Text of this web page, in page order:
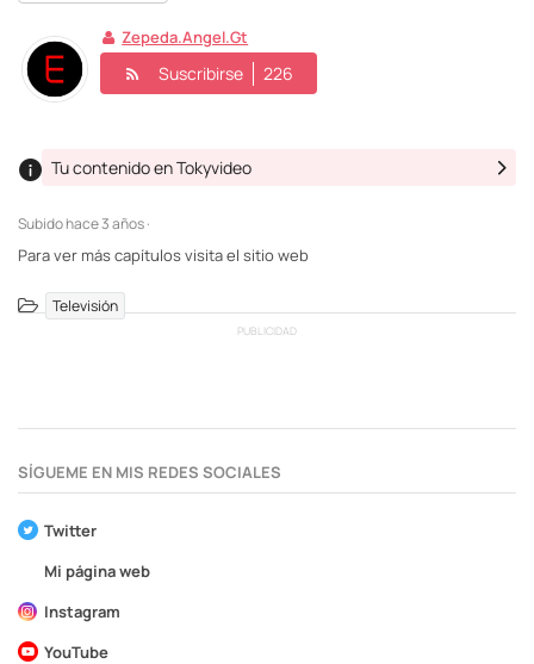
Zepeda.angel.gt
Suscribirse 226
Subidohace 3 años ·
Tu contenido en Tokyvideo
Para ver más capítulos visita el sitio web
Televisión
PUBLICIDAD
SÍGUEME EN MIS REDES SOCIALES
Twitter
Mi página web
Instagram
YouTube